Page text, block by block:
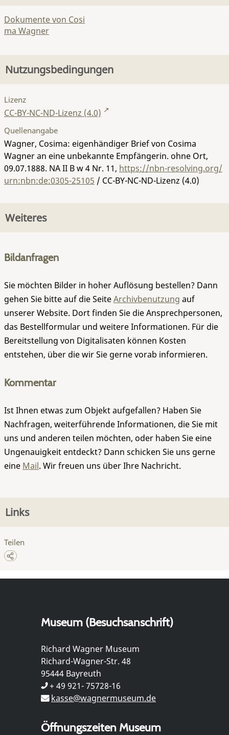
Dokumente von Cosi
ma Wagner
Nutzungsbedingungen
Lizenz
CC-BY-NC-ND-Lizenz (4.0)
Quellenangabe
Wagner, Cosima: eigenhändiger Brief von Cosima
Wagner an eine unbekannte Empfängerin. ohne Ort,
09.07.1888. NA II B w 4 Nr. 11, https://nbn-resolving.org/
urn:nbn:de:0305-25105 / CC-BY-NC-ND-Lizenz (4.0)
Weiteres
Bildanfragen
Sie möchten Bilder in hoher Auflösung bestellen? Dann
gehen Sie bitte auf die SeiteArchivbenutzung auf
unserer Website. Dort finden Sie die Ansprechpersonen,
das Bestellformular und weitere Informationen. Für die
Bereitstellung von Digitalisaten können Kosten
entstehen, über die wir Sie gerne vorab informieren.
Kommentar
Ist Ihnen etwas zum Objekt aufgefallen? Haben Sie
Nachfragen, weiterführende Informationen, die Sie mit
uns und anderen teilen möchten, oder haben Sie eine
Ungenauigkeit entdeckt? Dann schicken Sie uns gerne
eine Mail. Wir freuen uns über Ihre Nachricht.
Links
Teilen
Museum (Besuchsanschrift)
Richard Wagner Museum
Richard-Wagner-Str. 48
95444 Bayreuth
+ 49 921- 75728-16
kasse@wagnermuseum.de
Öffnungszeiten Museum